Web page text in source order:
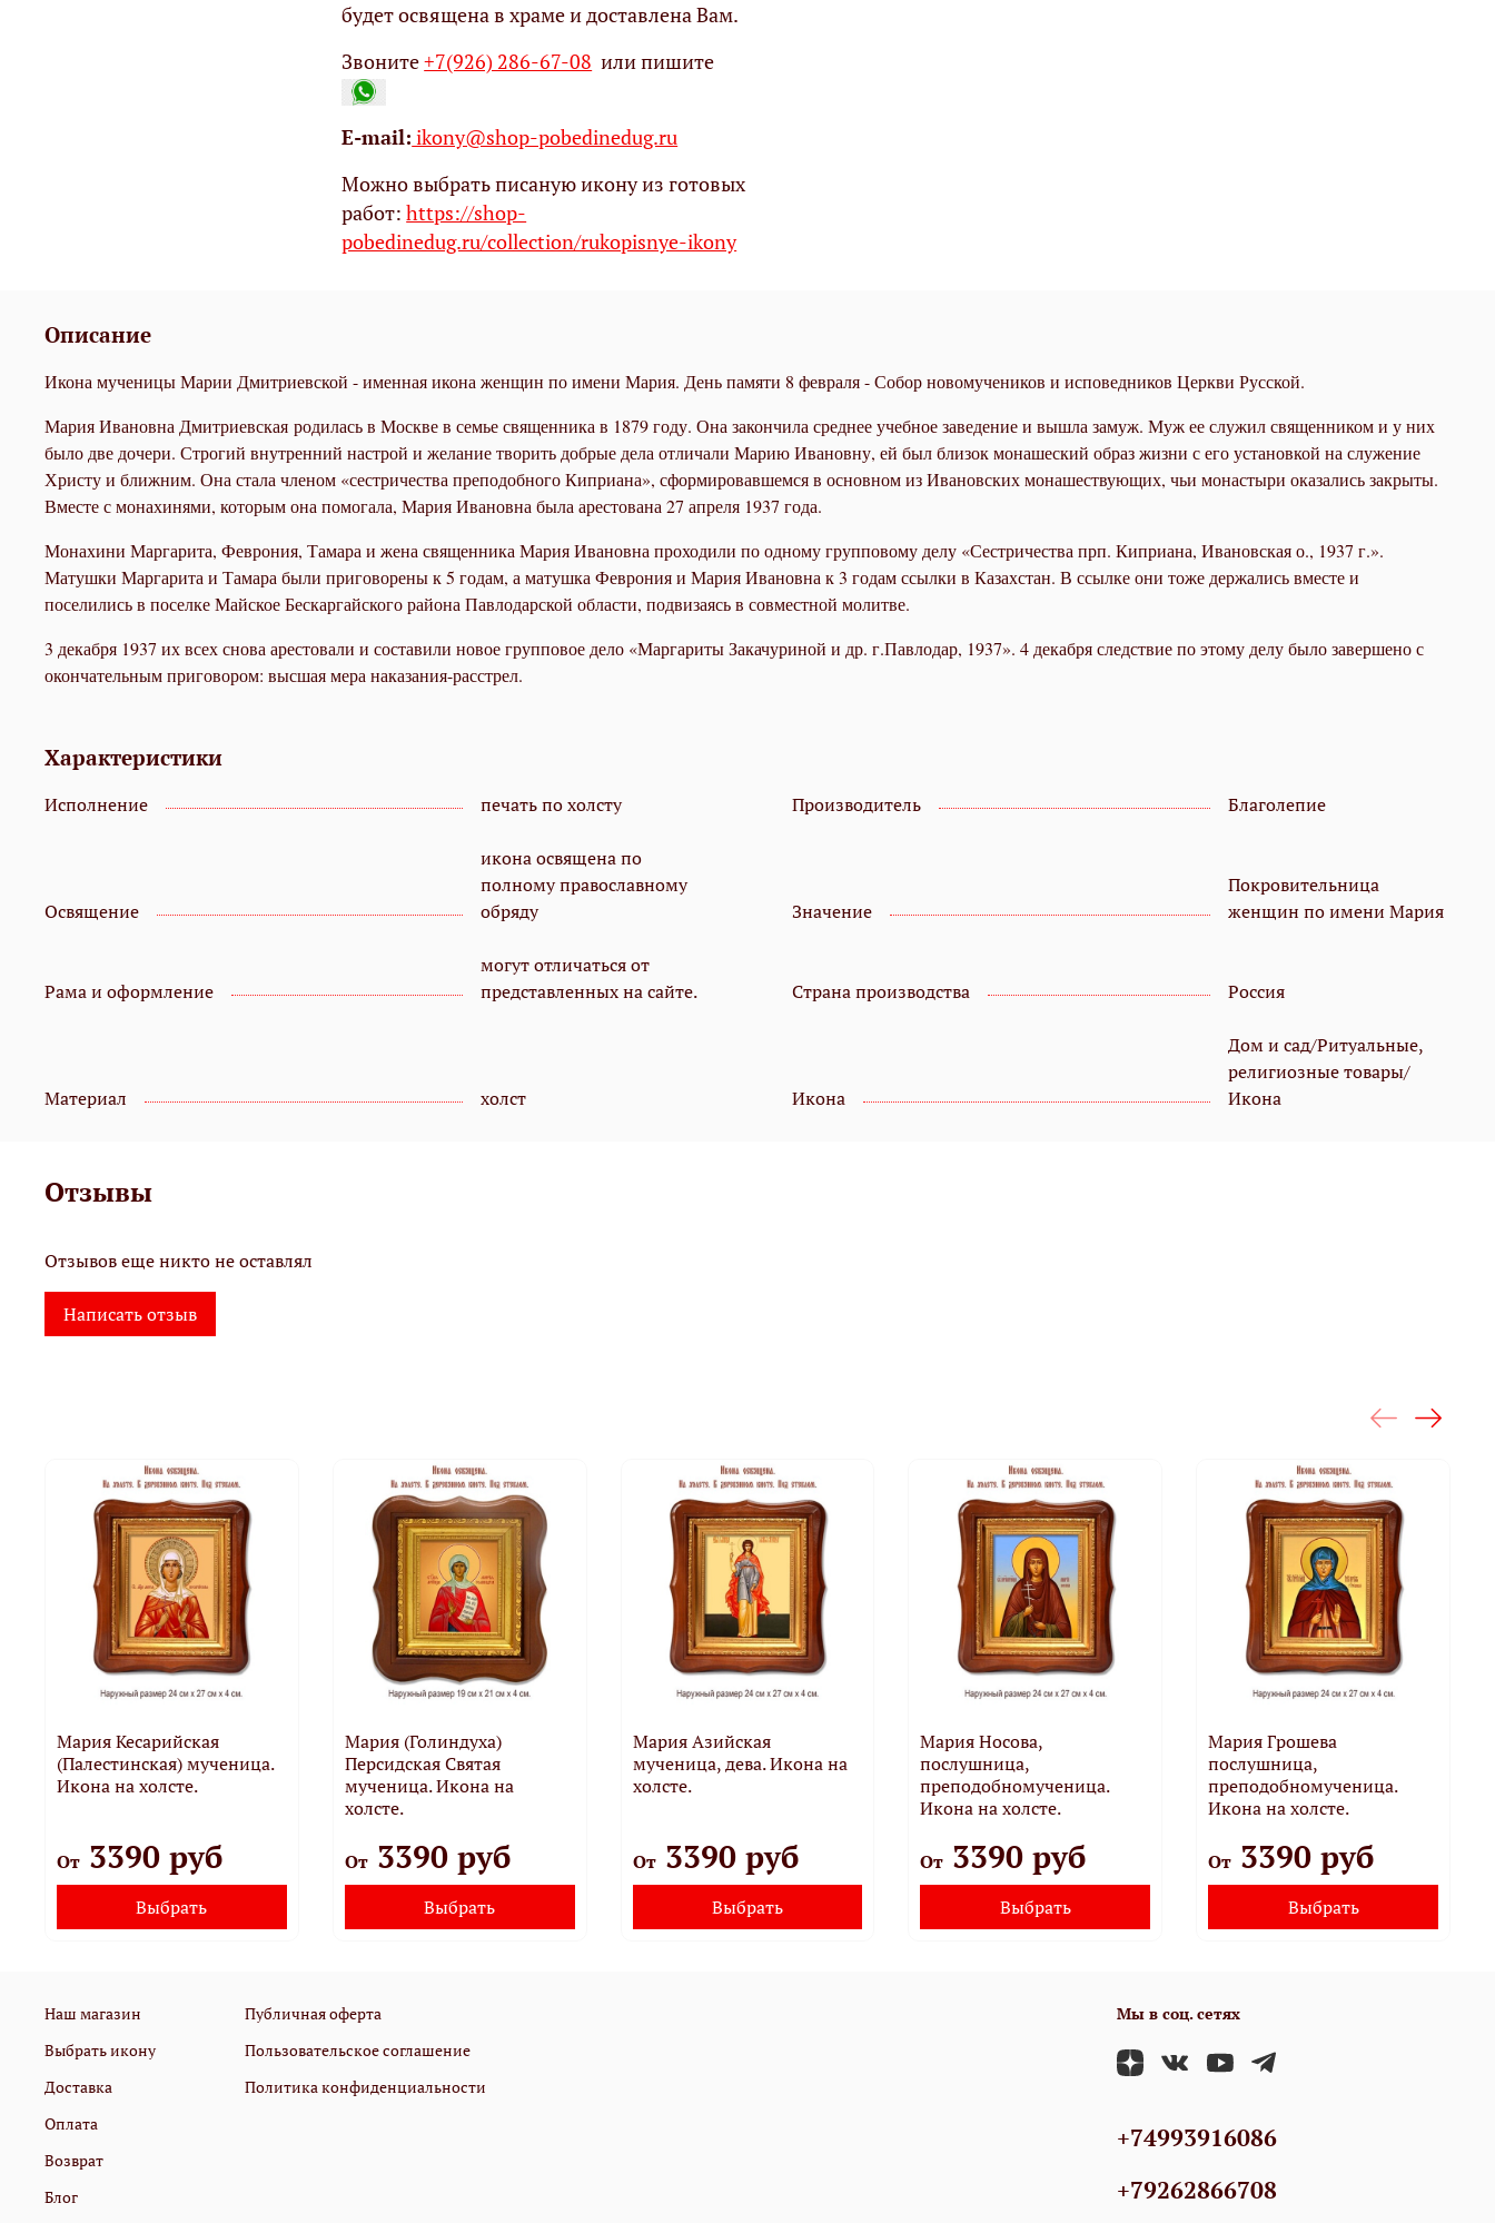
будет освящена в храме и доставлена Вам.
Звоните+7(926) 286-67-08 или пишите
Е-mail: ikony@shop-pobedinedug.ru
Можно выбрать писаную икону из готовых
работ:https://shop-
pobedinedug.ru/collection/rukopisnye-ikony
Описание
Икона мученицы Марии Дмитриевской - именная икона женщин по имени Мария. День памяти 8 февраля - Собор новомучеников и исповедников Церкви Русской.
Мария Ивановна Дмитриевская родилась в Москве в семье священника в 1879 году. Она закончила среднее учебное заведение и вышла замуж. Муж ее служил священником и у них
было две дочери. Строгий внутренний настрой и желание творить добрые дела отличали Марию Ивановну, ей был близок монашеский образ жизни с его установкой на служение
Христу и ближним. Она стала членом «сестричества преподобного Киприана», сформировавшемся в основном из Ивановских монашествующих, чьи монастыри оказались закрыты.
Вместе с монахинями, которым она помогала, Мария Ивановна была арестована 27 апреля 1937 года.
Монахини Маргарита, Феврония, Тамара и жена священника Мария Ивановна проходили по одному групповому делу «Сестричества прп. Киприана, Ивановская о., 1937 г.».
Матушки Маргарита и Тамара были приговорены к 5 годам, а матушка Феврония и Мария Ивановна к 3 годам ссылки в Казахстан. В ссылке они тоже держались вместе и
поселились в поселке Майское Бескаргайского района Павлодарской области, подвизаясь в совместной молитве.
3 декабря 1937 их всех снова арестовали и составили новое групповое дело «Маргариты Закачуриной и др. г.Павлодар, 1937». 4 декабря следствие по этому делу было завершено с
окончательным приговором: высшая мера наказания-расстрел.
Характеристики
Исполнение печать по холсту Производитель Благолепие
Освящение
икона освящена по
полному православному
обряду
Значение
Покровительница
женщин по имени Мария
Рама и оформление
могут отличаться от
представленных на сайте.
Страна производства Россия
Материал холст Икона
Дом и сад/Ритуальные,
религиозные товары/
Икона
Отзывы
Отзывов еще никто не оставлял
Написать отзыв
Мария Кесарийская
(Палестинская) мученица.
Икона на холсте.
От 3390 руб
Выбрать
Мария (Голиндуха)
Персидская Святая
мученица. Икона на
холсте.
От3390 руб
Выбрать
Мария Азийская
мученица, дева. Икона на
холсте.
От3390 руб
Выбрать
Мария Носова,
послушница,
преподобномученица.
Икона на холсте.
От 3390 руб
Выбрать
Мария Грошева
послушница,
преподобномученица.
Икона на холсте.
От 3390 руб
Выбрать
Наш магазин
Выбрать икону
Доставка
Оплата
Возврат
Блог
Публичная оферта
Пользовательское соглашение
Политика конфиденциальности
Мы в соц. сетях
+74993916086
+79262866708